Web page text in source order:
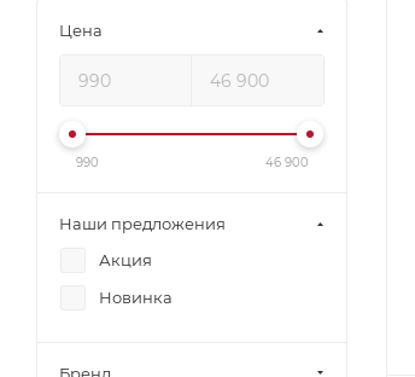
Цена
990 46 900
Наши предложения
Акция
Новинка